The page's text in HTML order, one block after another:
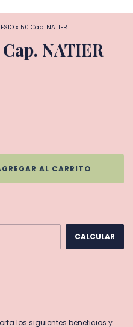
x 50 Cap. NATIER
NATIER
CALCULAR
los siguientes beneficios y